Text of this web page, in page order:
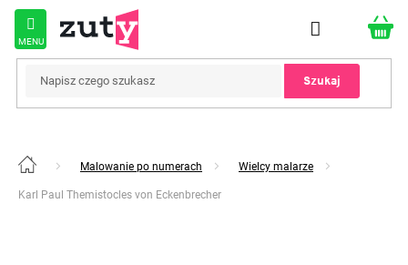
Przejść
treści
Szukaj
Home Malowanie po numerach Wielcy malarze
Karl Paul Themistocles von Eckenbrecher